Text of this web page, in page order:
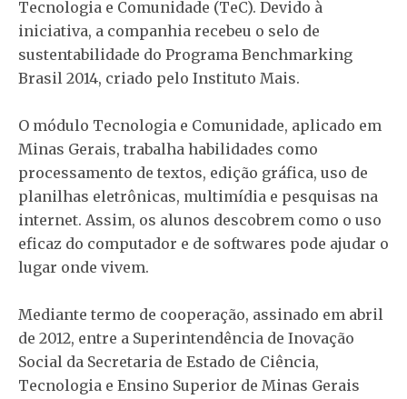
Tecnologia e Comunidade (TeC). Devido à
iniciativa, a companhia recebeu o selo de
sustentabilidade do Programa Benchmarking
Brasil 2014, criado pelo Instituto Mais.
O módulo Tecnologia e Comunidade, aplicado em
Minas Gerais, trabalha habilidades como
processamento de textos, edição gráfica, uso de
planilhas eletrônicas, multimídia e pesquisas na
internet. Assim, os alunos descobrem como o uso
eficaz do computador e de softwares pode ajudar o
lugar onde vivem.
Mediante termo de cooperação, assinado em abril
de 2012, entre a Superintendência de Inovação
Social da Secretaria de Estado de Ciência,
Tecnologia e Ensino Superior de Minas Gerais